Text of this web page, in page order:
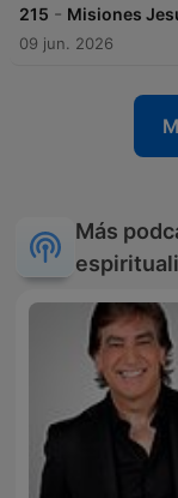
215 - Misiones
09 jun. 2026
Más